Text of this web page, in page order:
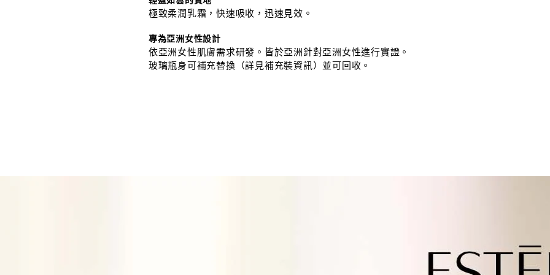
極致柔潤乳霜，快速吸收，迅速見效。
專為亞洲女性設計
依亞洲女性肌膚需求研發。皆於亞洲針對亞洲女性進行實證。
玻璃瓶身可補充替換（詳見補充裝資訊）並可回收。